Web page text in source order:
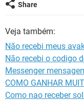
INSTAGRAM
INSTAGRAM
GUIA DE COMPRAS
Share
Veja também:
Não recebi meus
Não recebi o codigo
Messenger
COMO GANHAR
Como nao receber